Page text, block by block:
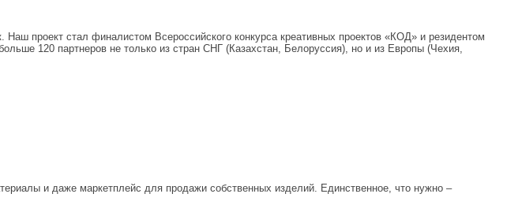
проект стал финалистом Всероссийского конкурса креативных проектов «КОД» и резидентом
120 партнеров не только из стран СНГ (Казахстан, Белоруссия), но и из Европы (Чехия,
и даже маркетплейс для продажи собственных изделий. Единственное, что нужно –